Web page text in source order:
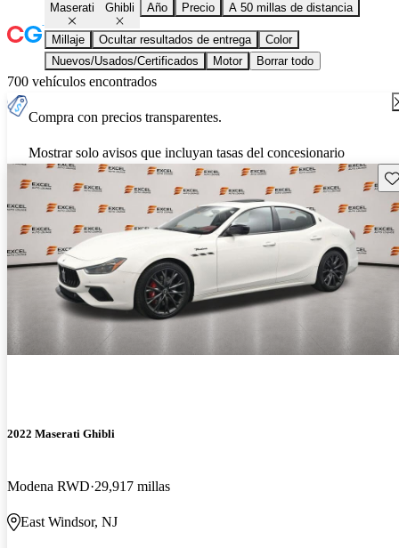
Maserati Ghibli Año Precio A 50 millas de distancia
Millaje Ocultar resultados de entrega
Color
Nuevos/Usados/Certificados
Motor Borrar todo
700 vehículos encontrados
Compra con precios transparentes.
Mostrar solo avisos que incluyan tasas del concesionario
2022 Maserati Ghibli
Modena RWD 29,917 millas
East Windsor, NJ